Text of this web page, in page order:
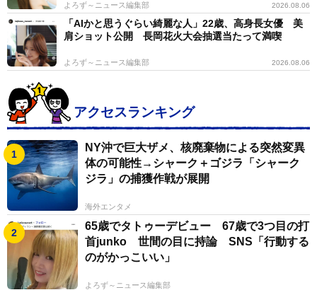
よろず～ニュース編集部 2026.08.06
「AIかと思うぐらい綺麗な人」22歳、高身長女優 美
肩ショット公開 長岡花火大会抽選当たって満喫
よろず～ニュース編集部 2026.08.06
アクセスランキング
NY沖で巨大ザメ、核廃棄物による突然変異
体の可能性→シャーク＋ゴジラ「シャーク
ジラ」の捕獲作戦が展開
海外エンタメ
65歳でタトゥーデビュー 67歳で3つ目の打
首junko 世間の目に持論 SNS「行動する
のがかっこいい」
よろず～ニュース編集部